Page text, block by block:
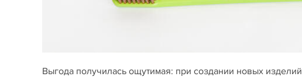
Выгода получилась ощутимая: при создании новых